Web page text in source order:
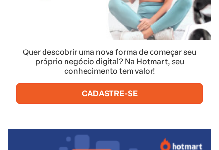
Quer descobrir uma nova forma de começar seu
próprio negócio digital? Na Hotmart, seu
conhecimento tem valor!
CADASTRE-SE